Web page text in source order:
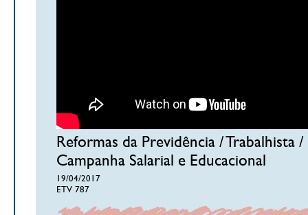
Reformas da Previdência / Trabalhista
Campanha Salarial e Educacional
19/04/2017
ETV 787